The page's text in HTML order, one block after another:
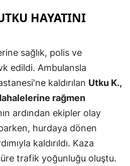
Iğdır
Yalova
HAYATINI
sağlık, polis ve
edildi. Ambulansla
kaldırılan Utku K.,
rağmen
ardından ekipler olay
hurdaya dönen
kaldırıldı. Kaza
trafik yoğunluğu oluştu.